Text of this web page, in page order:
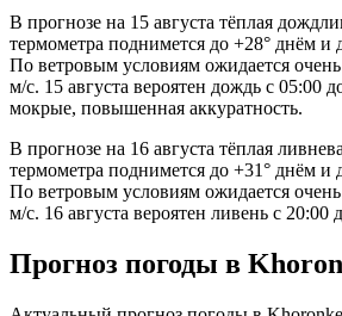
В прогнозе на 15 августа тёплая
термометра поднимется до +28° днём и
По ветровым условиям ожидается
м/с. 15 августа вероятен дождь с 05:00
мокрые, повышенная аккуратность.
В прогнозе на 16 августа тёплая
термометра поднимется до +31° днём и
По ветровым условиям ожидается
м/с. 16 августа вероятен ливень с 20:00
Прогноз погоды в